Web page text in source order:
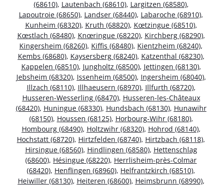
(68610), Lautenbach (68610), Largitzen (68580),
Lapoutroie (68650), Landser (68440), Labaroche (68910),
Kunheim (68320), Kruth (68820), Kœtzingue (68510),
Kœstlach (68480), Knœringue (68220), Kirchberg (68290),
Kingersheim (68260), Kiffis (68480), Kientzheim (68240),
Kembs (68680), Kaysersberg (68240), Katzenthal (68230),
Kappelen (68510), Jungholtz (68500), Jettingen (68130),
Jebsheim (68320), Issenheim (68500), Ingersheim (68040),
Illzach (68110), Illhaeusern (68970), Illfurth (68720),
Husseren-Wesserling (68470), Husseren-les-Châteaux
(68420), Huningue (68330), Hundsbach (68130), Hunawihr
(68150), Houssen (68125), Horbourg-Wihr (68180),
Hombourg (68490), Holtzwihr (68320), Hohrod (68140),
Hochstatt (68720), Hirtzfelden (68740), Hirtzbach (68118),
Hirsingue (68560), Hindlingen (68580), Hettenschlag
(68600), Hésingue (68220), Herrlisheim-près-Colmar
(68420), Henflingen (68960), Helfrantzkirch (68510),
Heiwiller (68130), Heiteren (68600), Heimsbrunn (68990),